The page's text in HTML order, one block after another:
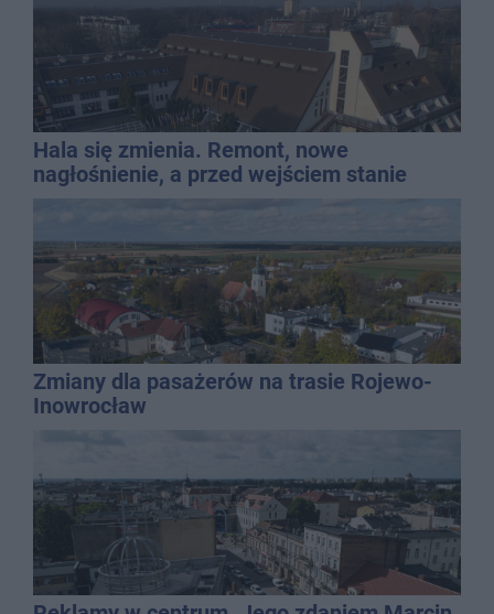
Hala się zmienia. Remont, nowe
nagłośnienie, a przed wejściem stanie
QEMETICA ARENA
Zmiany dla pasażerów na trasie Rojewo-
Inowrocław